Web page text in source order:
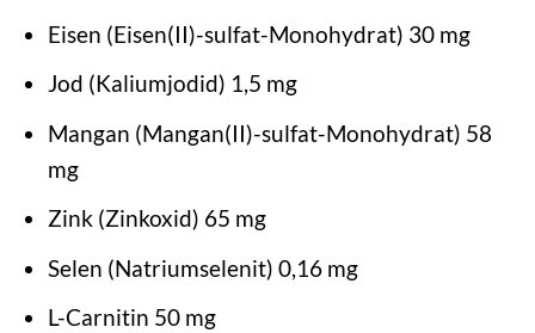
Eisen (Eisen(II)-sulfat-Monohydrat) 30 mg
Jod (Kaliumjodid) 1,5 mg
Mangan (Mangan(II)-sulfat-Monohydrat) 58
mg
Zink (Zinkoxid) 65 mg
Selen (Natriumselenit) 0,16 mg
L-Carnitin 50 mg